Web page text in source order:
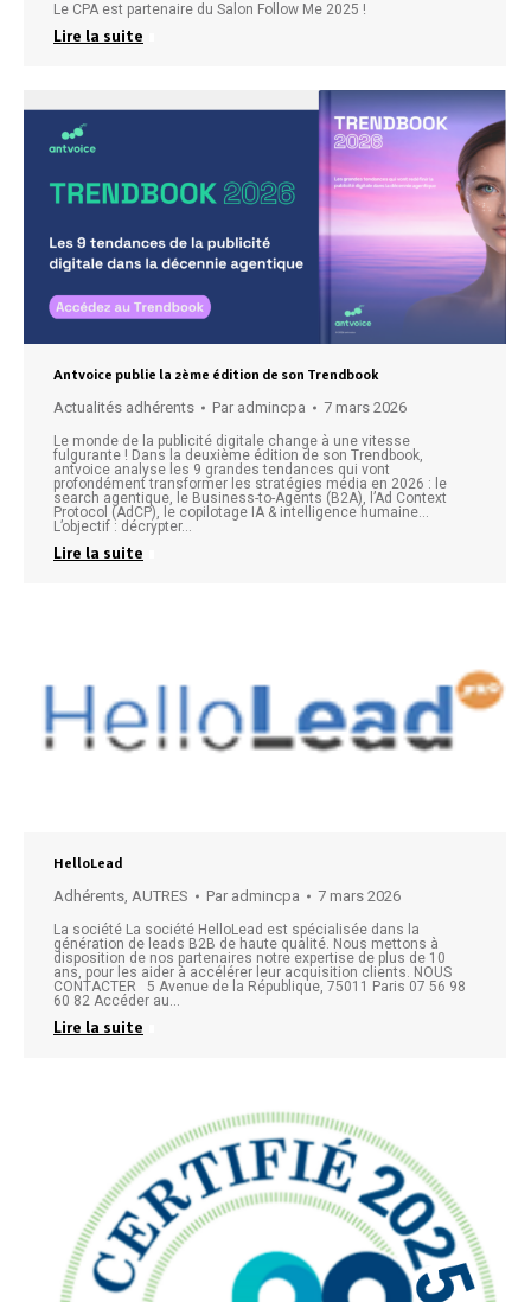
Le CPA est partenaire du Salon Follow Me 2025 !
Lire la suite
Antvoice publie la 2ème édition de son Trendbook
Actualités adhérents Par admincpa 7 mars 2026
Le monde de la publicité digitale change à une vitesse
fulgurante ! Dans la deuxième édition de son Trendbook,
antvoice analyse les 9 grandes tendances qui vont
profondément transformer les stratégies média en 2026 : le
search agentique, le Business-to-Agents (B2A), l’Ad Context
Protocol (AdCP), le copilotage IA & intelligence humaine…
L’objectif : décrypter…
Lire la suite
HelloLead
Adhérents, AUTRES Par admincpa 7 mars 2026
La société La société HelloLead est spécialisée dans la
génération de leads B2B de haute qualité. Nous mettons à
disposition de nos partenaires notre expertise de plus de 10
ans, pour les aider à accélérer leur acquisition clients. NOUS
CONTACTER 5 Avenue de la République, 75011 Paris 07 56 98
60 82 Accéder au…
Lire la suite